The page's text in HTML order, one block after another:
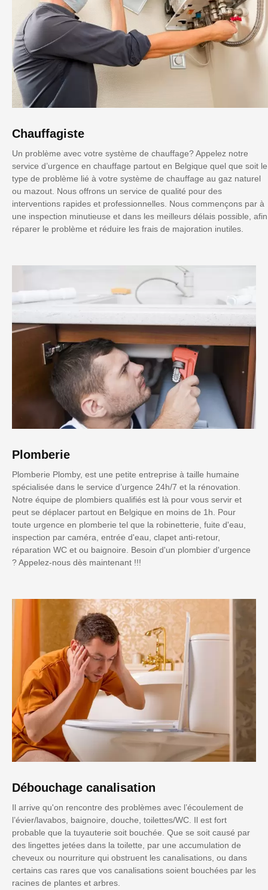
Chauffagiste
Un problème avec votre système de chauffage? Appelez notre
service d’urgence en chauffage partout en Belgique quel que soit le
type de problème lié à votre système de chauffage au gaz naturel
ou mazout. Nous offrons un service de qualité pour des
interventions rapides et professionnelles. Nous commençons par à
une inspection minutieuse et dans les meilleurs délais possible, afin
réparer le problème et réduire les frais de majoration inutiles.
Plomberie
Plomberie Plomby, est une petite entreprise à taille humaine
spécialisée dans le service d’urgence 24h/7 et la rénovation.
Notre équipe de plombiers qualifiés est là pour vous servir et
peut se déplacer partout en Belgique en moins de 1h. Pour
toute urgence en plomberie tel que la robinetterie, fuite d'eau,
inspection par caméra, entrée d'eau, clapet anti-retour,
réparation WC et ou baignoire. Besoin d'un plombier d'urgence
? Appelez-nous dès maintenant !!!
Débouchage canalisation
Il arrive qu'on rencontre des problèmes avec l’écoulement de
l’évier/lavabos, baignoire, douche, toilettes/WC. Il est fort
probable que la tuyauterie soit bouchée. Que se soit causé par
des lingettes jetées dans la toilette, par une accumulation de
cheveux ou nourriture qui obstruent les canalisations, ou dans
certains cas rares que vos canalisations soient bouchées par les
racines de plantes et arbres.